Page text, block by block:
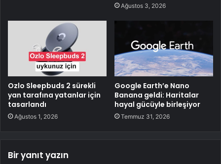
Ağustos 3, 2026
Ozlo Sleepbuds 2 sürekli
yan tarafına yatanlar için
tasarlandı
Ağustos 1, 2026
Google Earth’e Nano
Banana geldi: Haritalar
hayal gücüyle birleşiyor
Temmuz 31, 2026
Bir yanıt yazın